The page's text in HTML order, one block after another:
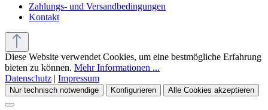
Zahlungs- und Versandbedingungen
Kontakt
Diese Website verwendet Cookies, um eine bestmögliche Erfahrung
bieten zu können. Mehr Informationen ...
Datenschutz | Impressum
Nur technisch notwendige Konfigurieren Alle Cookies akzeptieren